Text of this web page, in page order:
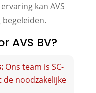
kan AVS
begeleiden.
AVS BV?
Ons team is SC-
de noodzakelijke